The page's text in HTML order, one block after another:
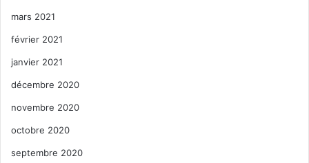
mars 2021
février 2021
janvier 2021
décembre 2020
novembre 2020
octobre 2020
septembre 2020